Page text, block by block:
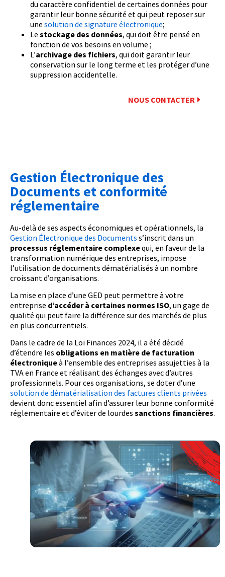
du caractère confidentiel de certaines données pour
garantir leur bonne sécurité et qui peut reposer sur
une solution de signature électronique;
Le stockage des données, qui doit être pensé en
fonction de vos besoins en volume ;
L’archivage des fichiers, qui doit garantir leur
conservation sur le long terme et les protéger d’une
suppression accidentelle.
NOUS CONTACTER
Gestion Électronique des
Documents et conformité
réglementaire
Au-delà de ses aspects économiques et opérationnels, la
Gestion Électronique des Documents s’inscrit dans un
processus réglementaire complexequi, en faveur de la
transformation numérique des entreprises, impose
l’utilisation de documents dématérialisés à un nombre
croissant d’organisations.
La mise en place d’une GED peut permettre à votre
entreprise d’accéder à certaines normes ISO, un gage de
qualité qui peut faire la différence sur des marchés de plus
en plus concurrentiels.
Dans le cadre de la Loi Finances 2024, il a été décidé
d’étendre les obligations en matière de facturation
électroniqueà l’ensemble des entreprises assujetties à la
TVA en France et réalisant des échanges avec d’autres
professionnels. Pour ces organisations, se doter d’une
solution de dématérialisation des factures clients privées
devient donc essentiel afin d’assurer leur bonne conformité
réglementaire et d’éviter de lourdes sanctions financières.